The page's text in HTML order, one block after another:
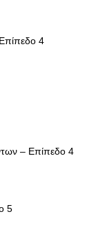
4
– Επίπεδο 4
5